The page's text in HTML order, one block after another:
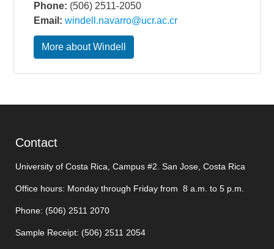
Phone: (506) 2511-2050
Email: windell.navarro@ucr.ac.cr
More about Windell
Contact
University of Costa Rica, Campus #2. San Jose, Costa Rica
Office hours: Monday through Friday from 8 a.m. to 5 p.m.
Phone: (506) 2511 2070
Sample Receipt: (506) 2511 2054